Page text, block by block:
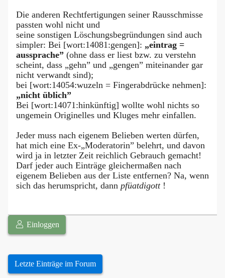
Die anderen Rechtfertigungen seiner Rausschmisse
passten wohl nicht und
seine sonstigen Löschungsbegründungen sind auch
simpler: Bei [wort:14081:gengen]: „eintrag =
aussprache” (ohne dass er liest bzw. zu verstehn
scheint, dass „gehn” und „gengen” miteinander gar
nicht verwandt sind);
bei [wort:14054:wuzeln = Fingerabdrücke nehmen]:
„nicht üblich”
Bei [wort:14071:hinkünftig] wollte wohl nichts so
ungemein Originelles und Kluges mehr einfallen.
Jeder muss nach eigenem Belieben werten dürfen,
hat mich eine Ex-„Moderatorin” belehrt, und davon
wird ja in letzter Zeit reichlich Gebrauch gemacht!
Darf jeder auch Einträge gleichermaßen nach
eigenem Belieben aus der Liste entfernen? Na, wenn
sich das herumspricht, dann pfüatdigott!
Einloggen
Letzte Einträge im Forum